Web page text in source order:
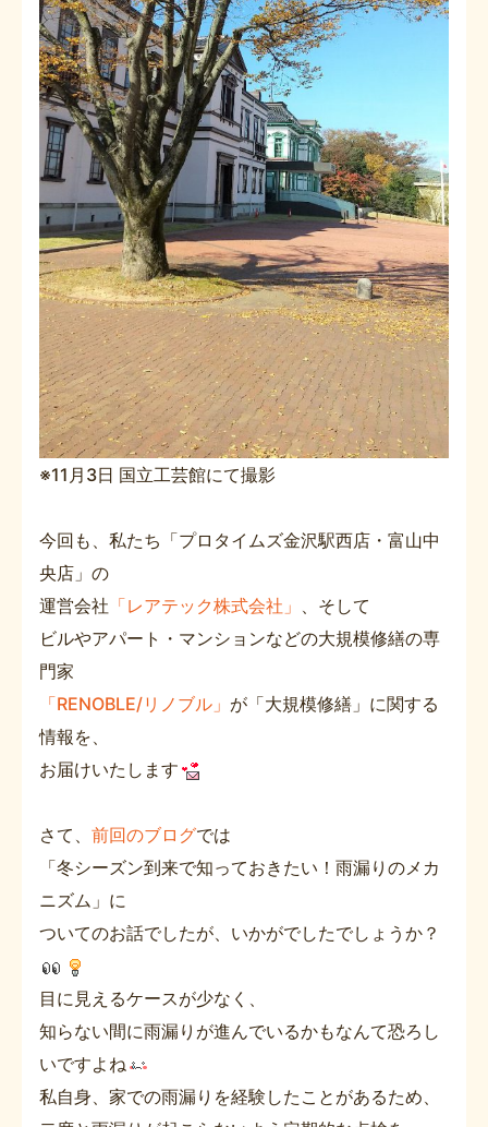
※11月3日 国立工芸館にて撮影
今回も、私たち「プロタイムズ金沢駅西店・富山中
央店」の
運営会社 「レアテック株式会社」 、そして
ビルやアパート・マンションなどの大規模修繕の専
門家
「RENOBLE/リノブル」 が「大規模修繕」に関する
情報を、
お届けいたします
さて、 前回のブログでは
「冬シーズン到来で知っておきたい！雨漏りのメカ
ニズム」に
ついてのお話でしたが、いかがでしたでしょうか？
目に見えるケースが少なく、
知らない間に雨漏りが進んでいるかもなんて恐ろし
いですよね
私自身、家での雨漏りを経験したことがあるため、